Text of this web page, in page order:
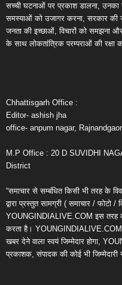
सच्ची घटनाओं पर प्रकाश डालना, उनका
समस्याओं को उजागर करना, सरकार की
जनता की इच्छाओं, विचारों को समझना
के साथ लोकतांत्रिक परम्पराओं की रक्षा
Chhattisgarh Office :
Editor- ashish jha
office- anpum nagar,
M.P Office : 20 D SUVIDHI
District
“समाचार से सम्बंधित किसी भी तरह के
द्वारा प्रस्तुत सामग्री ( समाचार / फोटो /
YOUNGINDIALIVE.COM इस तरह की
करता है। YOUNGINDIALIVE.COM
खबर देने वाला स्वयं जिम्मेदार होगा,
प्रकाशक, संपादक की कोई भी जिम्मेदारी